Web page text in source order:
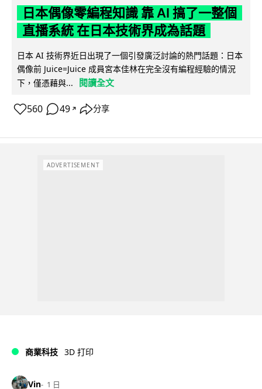
日本偶像零編程知識 靠 AI 搞了一整個
直播系統 在日本技術界成為話題
日本 AI 技術界近日出現了一個引發廣泛討論的熱門話題：日本
偶像前 Juice=Juice 成員宮本佳林在完全沒有編程經驗的情況
下，僅憑藉與...
閱讀全文
560 49 ↗ 分享
ADVERTISEMENT
商業科技 3D 打印
Vin 1 日